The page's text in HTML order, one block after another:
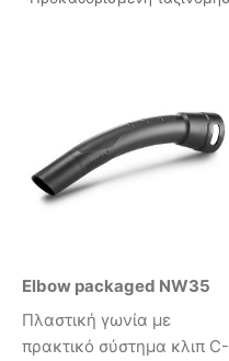
Elbow packaged NW35
Πλαστική γωνία με
πρακτικό σύστημα κλιπ C-